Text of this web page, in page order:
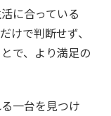
に合っている
けで判断せず、
で、より満足の
一台を見つけ